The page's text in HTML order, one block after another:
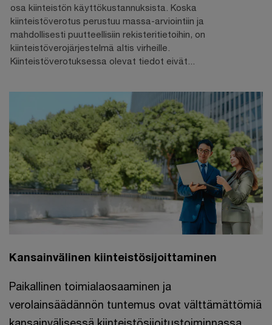
osa kiinteistön käyttökustannuksista. Koska
kiinteistöverotus perustuu massa-arviointiin ja
mahdollisesti puutteellisiin rekisteritietoihin, on
kiinteistöverojärjestelmä altis virheille.
Kiinteistöverotuksessa olevat tiedot eivät...
Kansainvälinen kiinteistösijoittaminen
Paikallinen toimialaosaaminen ja
verolainsäädännön tuntemus ovat välttämättömiä